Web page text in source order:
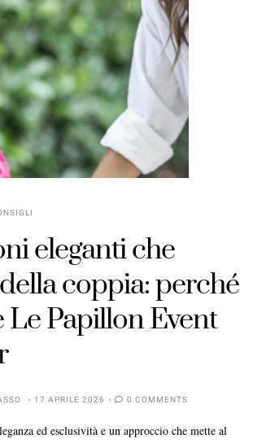
eleganti che
coppia: perché
Le Papillon Event
17 APRILE 2026 0 COMMENTS
ed esclusività e un approccio che mette al